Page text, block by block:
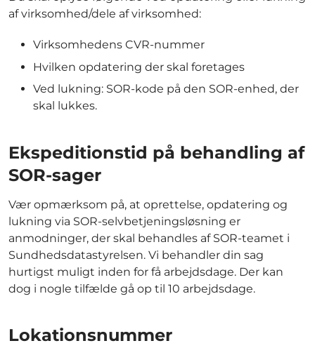
af virksomhed/dele af virksomhed:
Virksomhedens CVR-nummer
Hvilken opdatering der skal foretages
Ved lukning: SOR-kode på den SOR-enhed, der
skal lukkes.
Ekspeditionstid på behandling af
SOR-sager
Vær opmærksom på, at oprettelse, opdatering og
lukning via SOR-selvbetjeningsløsning er
anmodninger, der skal behandles af SOR-teamet i
Sundhedsdatastyrelsen. Vi behandler din sag
hurtigst muligt inden for få arbejdsdage. Der kan
dog i nogle tilfælde gå op til 10 arbejdsdage.
Lokationsnummer